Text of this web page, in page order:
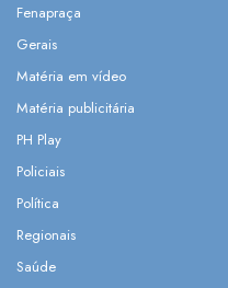
Fenapraça
Gerais
Matéria em vídeo
Matéria publicitária
PH Play
Policiais
Política
Regionais
Saúde